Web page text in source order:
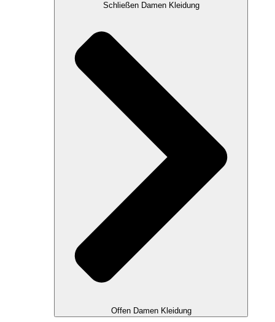
Schließen Damen Kleidung
Offen Damen Kleidung